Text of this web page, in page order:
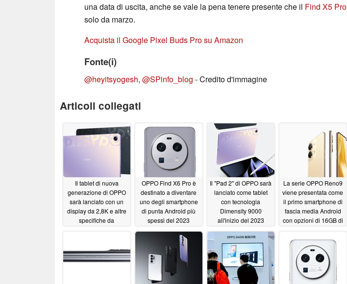
una data di uscita, anche se vale la pena tenere presente che il Find X5 Pro
solo da marzo.
Acquista il Google Pixel Buds Pro su Amazon
Fonte(i)
@heyitsyogesh, @SPinfo_blog - Credito d'immagine
Articoli collegati
Il tablet di nuova
generazione di OPPO
sarà lanciato con un
display da 2,8K e altre
specifiche da
OPPO Find X6 Pro è
destinato a diventare
uno degli smartphone
di punta Android più
spessi del 2023
11/22/2022
Il "Pad 2" di OPPO sarà
lanciato come tablet
con tecnologia
Dimensity 9000
all'inizio del 2023
11/20/2022
La serie OPPO Reno9
viene presentata come
il primo smartphone di
fascia media Android
con opzioni di 16GB di